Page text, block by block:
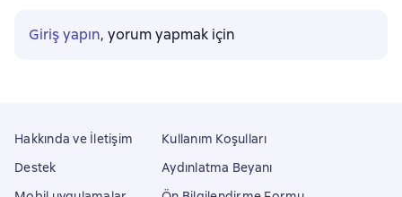
Giriş yapın, yorum yapmak için
Hakkında ve İletişim
Destek
Kullanım Koşulları
Aydınlatma Beyanı